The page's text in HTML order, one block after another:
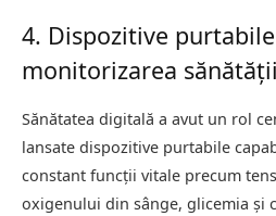
4. Dispozitive
monitorizarea
Sănătatea digitală a avut un rol
lansate dispozitive purtabile
constant funcții vitale precum
oxigenului din sânge, glicemia și